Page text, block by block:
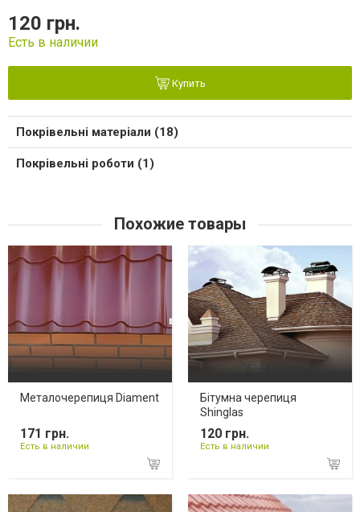
120 грн.
Есть в наличии
Купить
Покрівельні матеріали (18)
Покрівельні роботи (1)
Похожие товары
Металочерепиця Diament
171 грн.
Есть в наличии
Бітумна черепиця
Shinglas
120 грн.
Есть в наличии